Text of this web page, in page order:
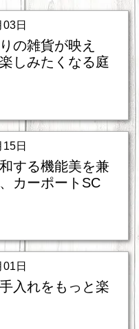
日
の雑貨が映え
しみたくなる庭
日
する機能美を兼
カーポートSC
日
入れをもっと楽